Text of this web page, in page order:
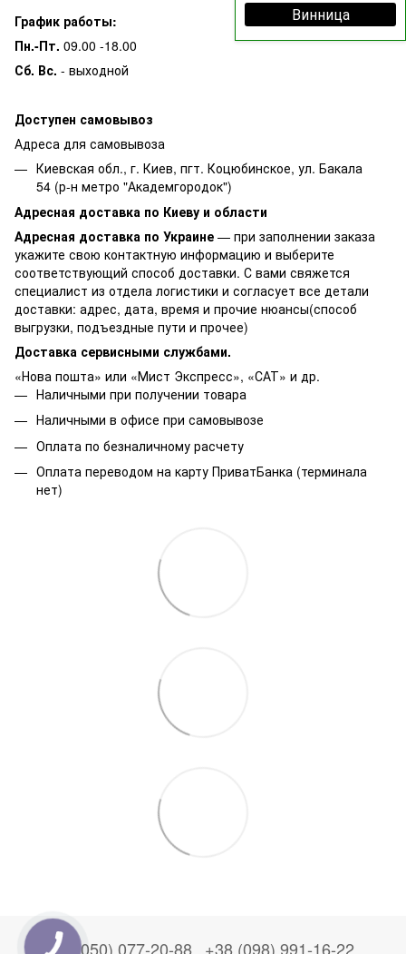
Винница
График работы:
Пн.-Пт. 09.00 -18.00
Сб. Вс. - выходной
Доступен самовывоз
Адреса для самовывоза
Киевская обл., г. Киев, пгт. Коцюбинское, ул. Бакала
54 (р-н метро "Академгородок")
Адресная доставка по Киеву и области
Адресная доставка по Украине — при заполнении заказа
укажите свою контактную информацию и выберите
соответствующий способ доставки. С вами свяжется
специалист из отдела логистики и согласует все детали
доставки: адрес, дата, время и прочие нюансы(способ
выгрузки, подъездные пути и прочее)
Доставка сервисными службами.
«Нова пошта» или «Мист Экспресс», «САТ» и др.
Наличными при получении товара
Наличными в офисе при самовывозе
Оплата по безналичному расчету
Оплата переводом на карту ПриватБанка (терминала
нет)
+38 (050) 077-20-88 +38 (098) 991-16-22